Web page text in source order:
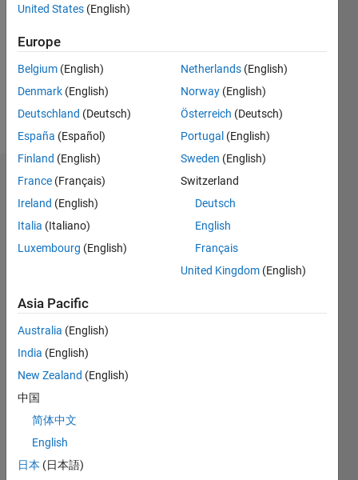
Message
Dashboard
Statistics
M…
CONTRIBUTIONS L
0
5
6
L
04/21
11/21
06/22
01/23
08/23
03/24
10/24
05/25
12/25
07/26
12/21
08/22
04/23
12/23
08/24
04/25
08/26
01/22
10/22
07/23
04/24
01/25
10/25
TIMELINE
United States (English)
Europe
Belgium (English)
Denmark (English)
Deutschland (Deutsch)
España (Español)
Finland (English)
France (Français)
Ireland (English)
Italia (Italiano)
Luxembourg (English)
Netherlands (English)
Norway (English)
Österreich (Deutsch)
Portugal (English)
Sweden (English)
Switzerland
Deutsch
English
Français
United Kingdom (English)
Asia Pacific
Australia (English)
India (English)
New Zealand (English)
中国
简体中文
English
日本 (日本語)